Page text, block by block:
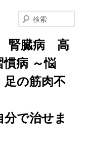
腎臓病 高
病 ～悩
足の筋肉不
せま
索